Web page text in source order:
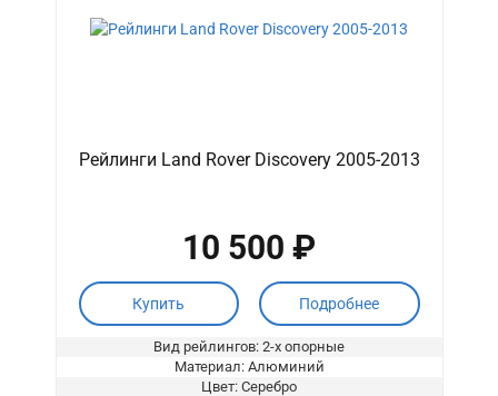
Рейлинги Land Rover Discovery 2005-2013
10 500 ₽
Купить Подробнее
Вид рейлингов: 2-х опорные
Материал: Алюминий
Цвет: Серебро